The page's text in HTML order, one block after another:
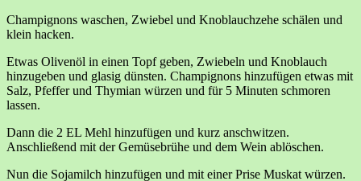
Champignons waschen, Zwiebel und Knoblauchzehe schälen und
klein hacken.
Etwas Olivenöl in einen Topf geben, Zwiebeln und Knoblauch
hinzugeben und glasig dünsten. Champignons hinzufügen etwas mit
Salz, Pfeffer und Thymian würzen und für 5 Minuten schmoren
lassen.
Dann die 2 EL Mehl hinzufügen und kurz anschwitzen.
Anschließend mit der Gemüsebrühe und dem Wein ablöschen.
Nun die Sojamilch hinzufügen und mit einer Prise Muskat würzen.